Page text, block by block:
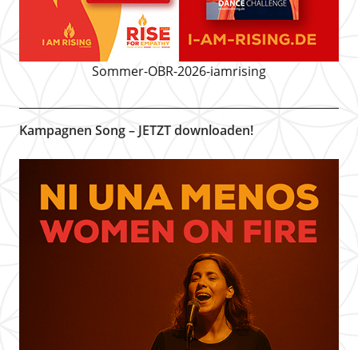
Sommer-OBR-2026-iamrising
Kampagnen Song – JETZT downloaden!